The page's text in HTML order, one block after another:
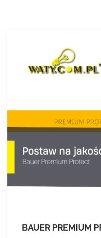
BAUER PREMIUM